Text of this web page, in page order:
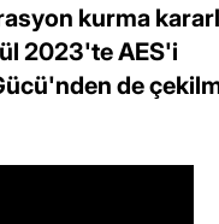
kurma
2023'te AES'i
de